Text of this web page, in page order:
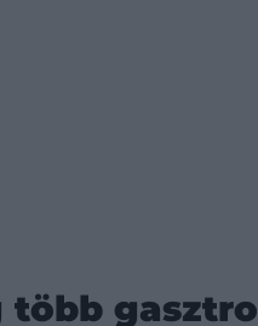
több gasztro